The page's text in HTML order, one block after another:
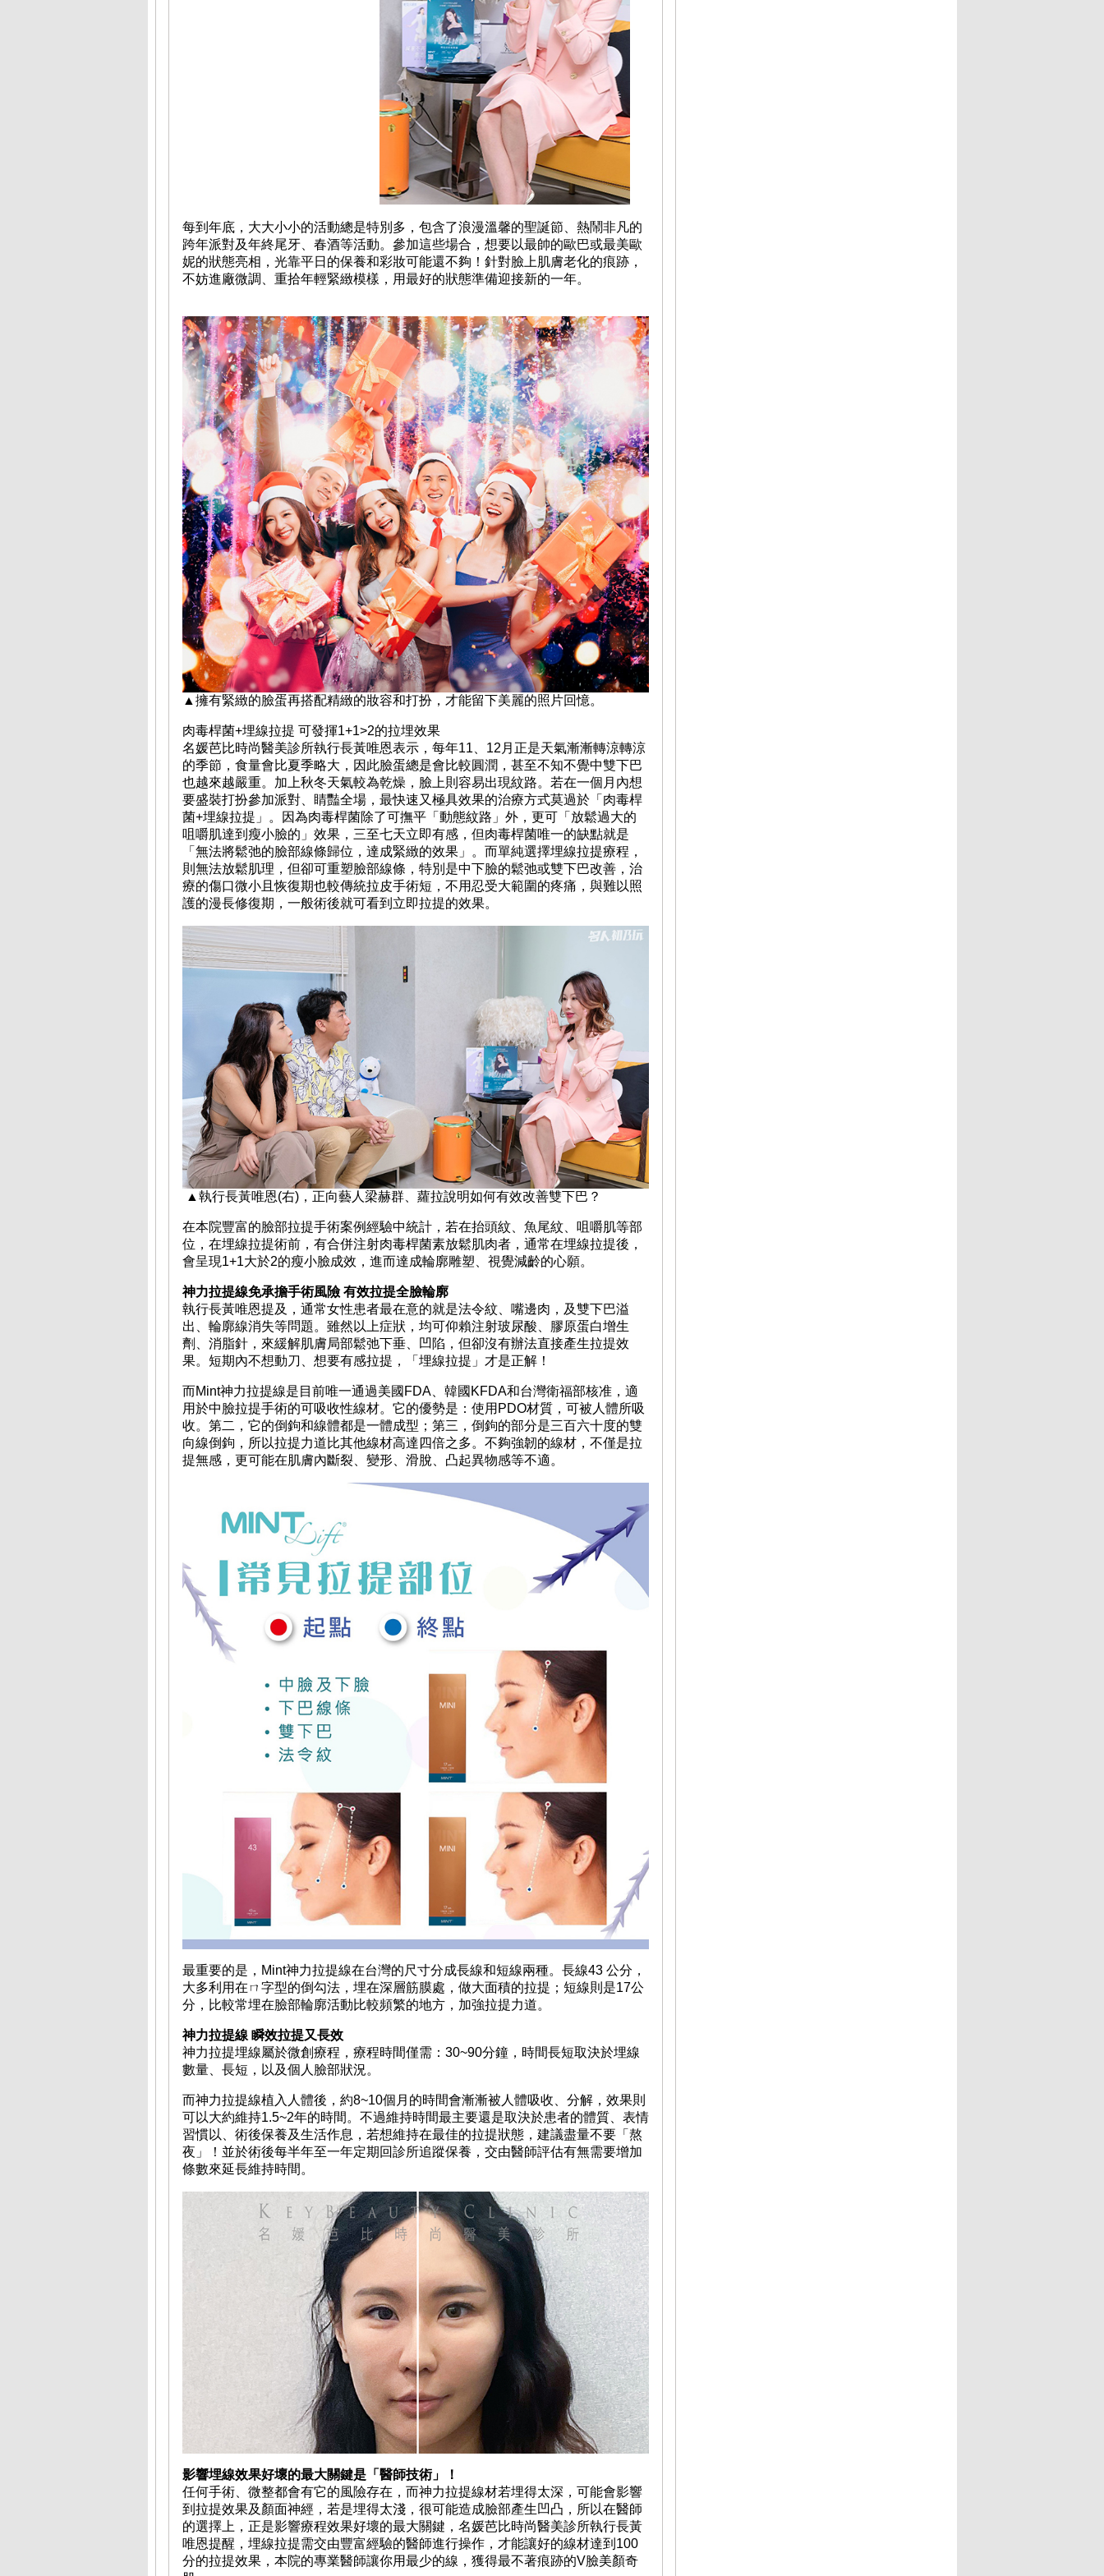
每到年底，大大小小的活動總是特別多，包含了浪漫溫馨的聖誕節、熱鬧非凡的
跨年派對及年終尾牙、春酒等活動。參加這些場合，想要以最帥的歐巴或最美歐
妮的狀態亮相，光靠平日的保養和彩妝可能還不夠！針對臉上肌膚老化的痕跡，
不妨進廠微調、重拾年輕緊緻模樣，用最好的狀態準備迎接新的一年。
▲擁有緊緻的臉蛋再搭配精緻的妝容和打扮，才能留下美麗的照片回憶。
肉毒桿菌+埋線拉提 可發揮1+1>2的拉埋效果
名媛芭比時尚醫美診所執行長黃唯恩表示，每年11、12月正是天氣漸漸轉涼轉涼
的季節，食量會比夏季略大，因此臉蛋總是會比較圓潤，甚至不知不覺中雙下巴
也越來越嚴重。加上秋冬天氣較為乾燥，臉上則容易出現紋路。若在一個月內想
要盛裝打扮參加派對、睛豔全場，最快速又極具效果的治療方式莫過於「肉毒桿
菌+埋線拉提」。因為肉毒桿菌除了可撫平「動態紋路」外，更可「放鬆過大的
咀嚼肌達到瘦小臉的」效果，三至七天立即有感，但肉毒桿菌唯一的缺點就是
「無法將鬆弛的臉部線條歸位，達成緊緻的效果」。而單純選擇埋線拉提療程，
則無法放鬆肌理，但卻可重塑臉部線條，特別是中下臉的鬆弛或雙下巴改善，治
療的傷口微小且恢復期也較傳統拉皮手術短，不用忍受大範圍的疼痛，與難以照
護的漫長修復期，一般術後就可看到立即拉提的效果。
▲執行長黃唯恩(右)，正向藝人梁赫群、蘿拉說明如何有效改善雙下巴？
在本院豐富的臉部拉提手術案例經驗中統計，若在抬頭紋、魚尾紋、咀嚼肌等部
位，在埋線拉提術前，有合併注射肉毒桿菌素放鬆肌肉者，通常在埋線拉提後，
會呈現1+1大於2的瘦小臉成效，進而達成輪廓雕塑、視覺減齡的心願。
神力拉提線免承擔手術風險 有效拉提全臉輪廓
執行長黃唯恩提及，通常女性患者最在意的就是法令紋、嘴邊肉，及雙下巴溢
出、輪廓線消失等問題。雖然以上症狀，均可仰賴注射玻尿酸、膠原蛋白增生
劑、消脂針，來緩解肌膚局部鬆弛下垂、凹陷，但卻沒有辦法直接產生拉提效
果。短期內不想動刀、想要有感拉提，「埋線拉提」才是正解！
而Mint神力拉提線是目前唯一通過美國FDA、韓國KFDA和台灣衛福部核准，適
用於中臉拉提手術的可吸收性線材。它的優勢是：使用PDO材質，可被人體所吸
收。第二，它的倒鉤和線體都是一體成型；第三，倒鉤的部分是三百六十度的雙
向線倒鉤，所以拉提力道比其他線材高達四倍之多。不夠強韌的線材，不僅是拉
提無感，更可能在肌膚內斷裂、變形、滑脫、凸起異物感等不適。
最重要的是，Mint神力拉提線在台灣的尺寸分成長線和短線兩種。長線43 公分，
大多利用在ㄇ字型的倒勾法，埋在深層筋膜處，做大面積的拉提；短線則是17公
分，比較常埋在臉部輪廓活動比較頻繁的地方，加強拉提力道。
神力拉提線 瞬效拉提又長效
神力拉提埋線屬於微創療程，療程時間僅需：30~90分鐘，時間長短取決於埋線
數量、長短，以及個人臉部狀況。
而神力拉提線植入人體後，約8~10個月的時間會漸漸被人體吸收、分解，效果則
可以大約維持1.5~2年的時間。不過維持時間最主要還是取決於患者的體質、表情
習慣以、術後保養及生活作息，若想維持在最佳的拉提狀態，建議盡量不要「熬
夜」！並於術後每半年至一年定期回診所追蹤保養，交由醫師評估有無需要增加
條數來延長維持時間。
影響埋線效果好壞的最大關鍵是「醫師技術」！
任何手術、微整都會有它的風險存在，而神力拉提線材若埋得太深，可能會影響
到拉提效果及顏面神經，若是埋得太淺，很可能造成臉部產生凹凸，所以在醫師
的選擇上，正是影響療程效果好壞的最大關鍵，名媛芭比時尚醫美診所執行長黃
唯恩提醒，埋線拉提需交由豐富經驗的醫師進行操作，才能讓好的線材達到100
分的拉提效果，本院的專業醫師讓你用最少的線，獲得最不著痕跡的V臉美顏奇